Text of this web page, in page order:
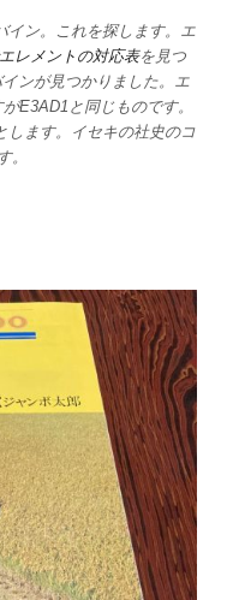
イン。これを探します。エ
レメントの対応表を見つ
ンが見つかりました。エ
E3AD1と同じものです。
します。イセキの社史のコ
。